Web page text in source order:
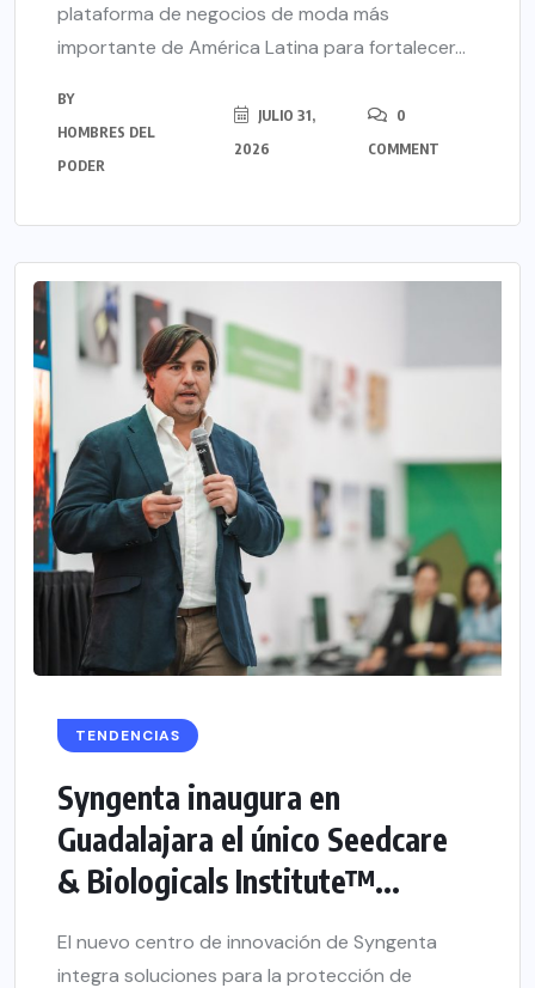
plataforma de negocios de moda más
importante de América Latina para fortalecer...
BY
HOMBRES DEL
PODER
JULIO 31,
2026
0
COMMENT
TENDENCIAS
Syngenta inaugura en
Guadalajara el único Seedcare
& Biologicals Institute™...
El nuevo centro de innovación de Syngenta
integra soluciones para la protección de